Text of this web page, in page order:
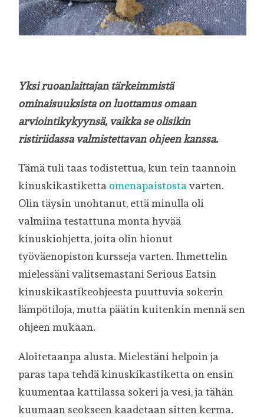
Yksi ruoanlaittajan tärkeimmistä
ominaisuuksista on luottamus omaan
arviointikykyynsä, vaikka se olisikin
ristiriidassa valmistettavan ohjeen kanssa.
Tämä tuli taas todistettua, kun tein taannoin
kinuskikastiketta omenapaistostavarten.
Olin täysin unohtanut, että minulla oli
valmiina testattuna monta hyvää
kinuskiohjetta, joita olin hionut
työväenopiston kursseja varten. Ihmettelin
mielessäni valitsemastani Serious Eatsin
kinuskikastikeohjeesta puuttuvia sokerin
lämpötiloja, mutta päätin kuitenkin mennä sen
ohjeen mukaan.
Aloitetaanpa alusta. Mielestäni helpoin ja
paras tapa tehdä kinuskikastiketta on ensin
kuumentaa kattilassa sokeri ja vesi, ja tähän
kuumaan seokseen kaadetaan sitten kerma.